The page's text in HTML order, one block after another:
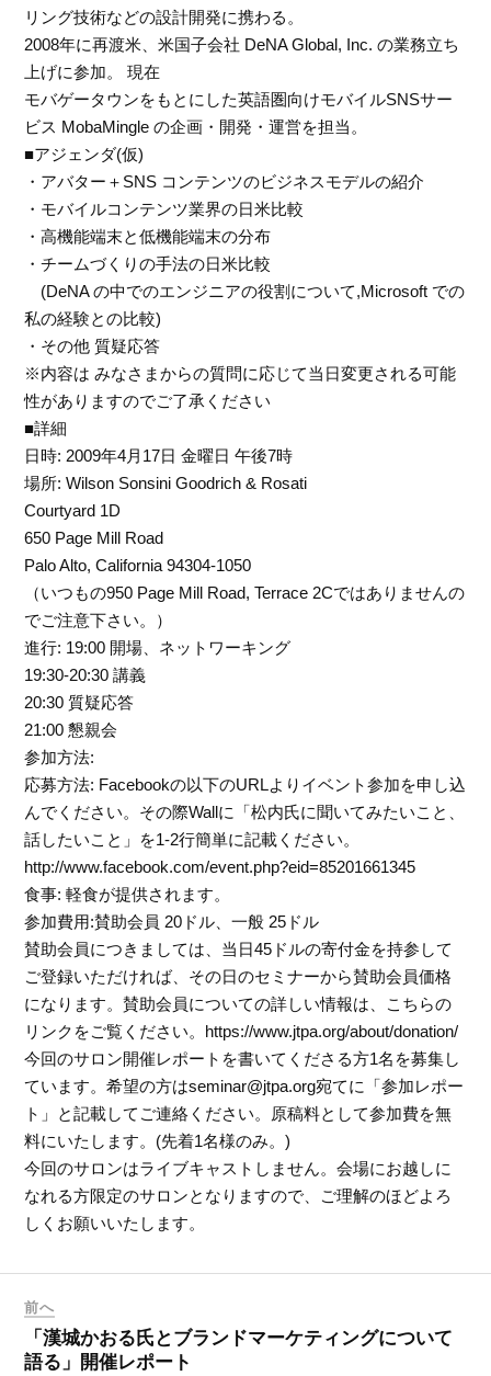
リング技術などの設計開発に携わる。
2008年に再渡米、米国子会社 DeNA Global, Inc. の業務立ち
上げに参加。 現在
モバゲータウンをもとにした英語圏向けモバイルSNSサー
ビス MobaMingle の企画・開発・運営を担当。
■アジェンダ(仮)
・アバター＋SNS コンテンツのビジネスモデルの紹介
・モバイルコンテンツ業界の日米比較
・高機能端末と低機能端末の分布
・チームづくりの手法の日米比較
(DeNA の中でのエンジニアの役割について,Microsoft での
私の経験との比較)
・その他 質疑応答
※内容は みなさまからの質問に応じて当日変更される可能
性がありますのでご了承ください
■詳細
日時: 2009年4月17日 金曜日 午後7時
場所: Wilson Sonsini Goodrich & Rosati
Courtyard 1D
650 Page Mill Road
Palo Alto, California 94304-1050
（いつもの950 Page Mill Road, Terrace 2Cではありませんの
でご注意下さい。）
進行: 19:00 開場、ネットワーキング
19:30-20:30 講義
20:30 質疑応答
21:00 懇親会
参加方法:
応募方法: Facebookの以下のURLよりイベント参加を申し込
んでください。その際Wallに「松内氏に聞いてみたいこと、
話したいこと」を1-2行簡単に記載ください。
http://www.facebook.com/event.php?eid=85201661345
食事: 軽食が提供されます。
参加費用:賛助会員 20ドル、一般 25ドル
賛助会員につきましては、当日45ドルの寄付金を持参して
ご登録いただければ、その日のセミナーから賛助会員価格
になります。賛助会員についての詳しい情報は、こちらの
リンクをご覧ください。https://www.jtpa.org/about/donation/
今回のサロン開催レポートを書いてくださる方1名を募集し
ています。希望の方はseminar@jtpa.org宛てに「参加レポー
ト」と記載してご連絡ください。原稿料として参加費を無
料にいたします。(先着1名様のみ。)
今回のサロンはライブキャストしません。会場にお越しに
なれる方限定のサロンとなりますので、ご理解のほどよろ
しくお願いいたします。
前へ
「漢城かおる氏とブランドマーケティングについて
語る」開催レポート